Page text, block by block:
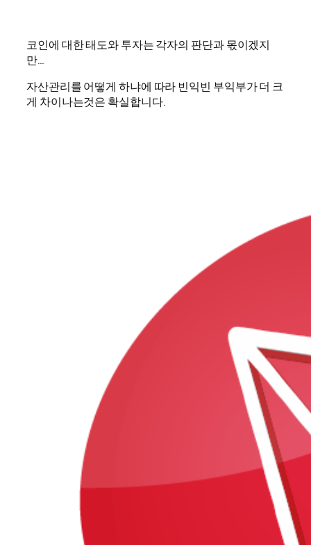
코인에 대한 태도와 투자는 각자의 판단과 몫이겠지
만…
자산관리를 어떻게 하냐에 따라 빈익빈 부익부가 더 크
게 차이나는것은 확실합니다.